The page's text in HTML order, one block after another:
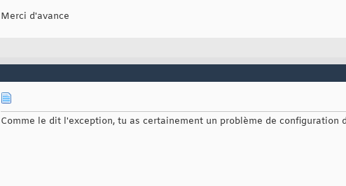
Merci d'avance
Comme le dit l'exception, tu as certainement un problème de configuration